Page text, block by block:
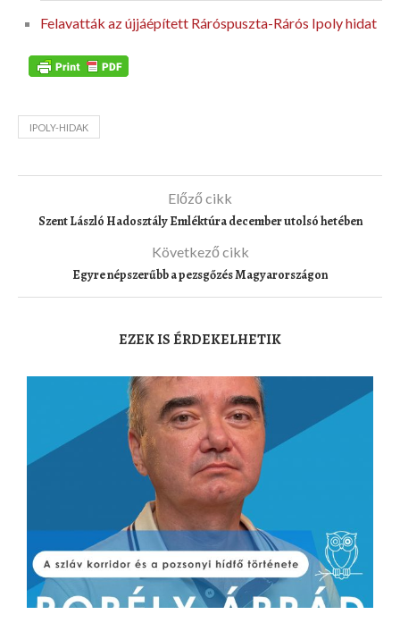
Felavatták az újjáépített Ráróspuszta-Rárós Ipoly hidat
IPOLY-HIDAK
Előző cikk
Szent László Hadosztály Emléktúra december utolsó hetében
Következő cikk
Egyre népszerűbb a pezsgőzés Magyarországon
EZEK IS ÉRDEKELHETIK